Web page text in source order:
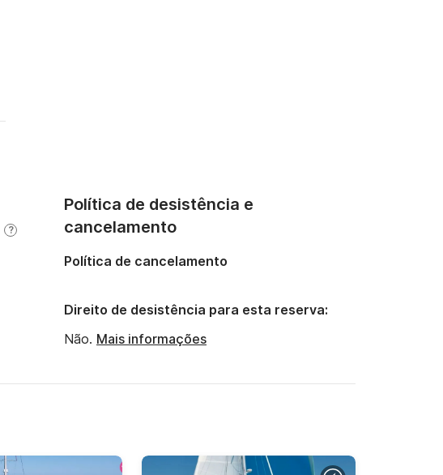
?
Política de desistência e
cancelamento
Política de cancelamento
Direito de desistência para esta reserva:
Não. Mais informações